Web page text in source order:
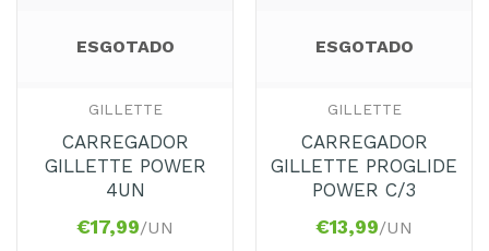
ESGOTADO
GILLETTE
CARREGADOR
GILLETTE POWER
4UN
€17,99/UN
ESGOTADO
GILLETTE
CARREGADOR
GILLETTE PROGLIDE
POWER C/3
€13,99/UN